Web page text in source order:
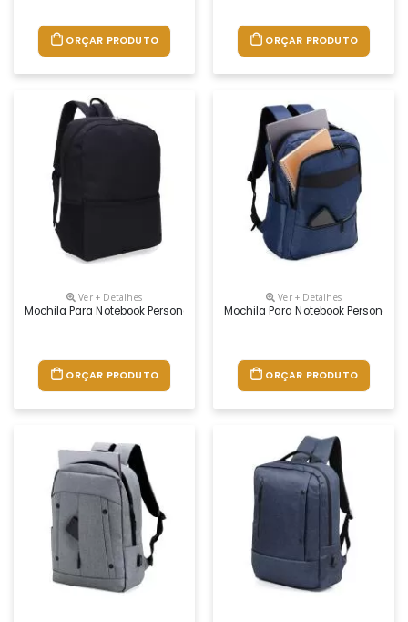
ORÇAR PRODUTO ORÇAR PRODUTO
Ver + Detalhes
Mochila Para Notebook Personalizada
ORÇAR PRODUTO
Ver + Detalhes
Mochila Para Notebook
ORÇAR PRODUTO